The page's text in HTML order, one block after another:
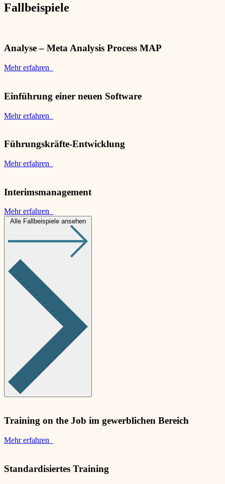
Fallbeispiele
Analyse – Meta Analysis Process MAP
Mehr erfahren
Einführung einer neuen Software
Mehr erfahren
Führungskräfte-Entwicklung
Mehr erfahren
Interimsmanagement
Mehr erfahren
Alle Fallbeispiele ansehen
Training on the Job im gewerblichen Bereich
Mehr erfahren
Standardisiertes Training